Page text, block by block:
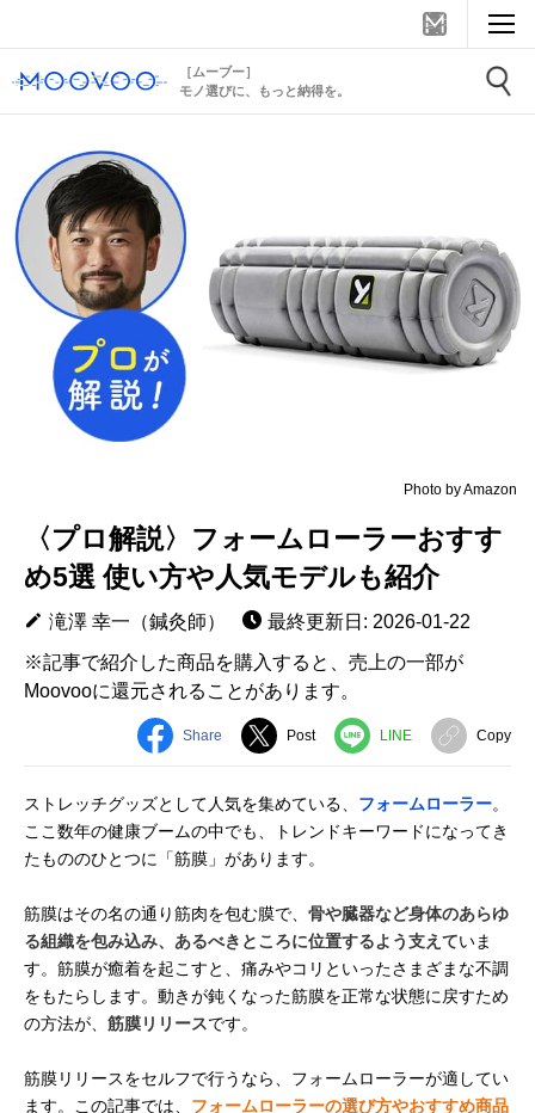
［ムーブー］
モノ選びに、もっと納得を。
Photo by Amazon
〈プロ解説〉フォームローラーおすす
め5選 使い方や人気モデルも紹介
滝澤 幸一（鍼灸師）
最終更新日: 2026-01-22
※記事で紹介した商品を購入すると、売上の一部が
Moovooに還元されることがあります。
Share Post LINE Copy
ストレッチグッズとして人気を集めている、 フォームローラー。
ここ数年の健康ブームの中でも、トレンドキーワードになってき
たもののひとつに「筋膜」があります。
筋膜はその名の通り筋肉を包む膜で、 骨や臓器など身体のあらゆ
る組織を包み込み、あるべきところに位置するよう支えていま
す。筋膜が癒着を起こすと、痛みやコリといったさまざまな不調
をもたらします。動きが鈍くなった筋膜を正常な状態に戻すため
の方法が、 筋膜リリースです。
筋膜リリースをセルフで行うなら、フォームローラーが適してい
ます。この記事では、 フォームローラーの選び方やおすすめ商品